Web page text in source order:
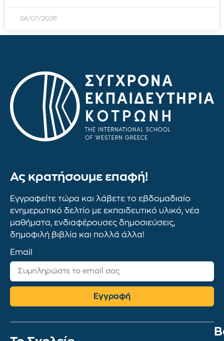
24/07/2026
Ας κρατήσουμε επαφή!
Εγγραφείτε τώρα και λάβετε το εβδομαδιαίο
ενημερωτικό δελτίο με εκπαιδευτικό υλικό, νέα
μαθήματα, ενδιαφέρουσες δημοσιεύσεις,
δημοφιλή βιβλία και πολλά άλλα!
Email
Εγγραφή